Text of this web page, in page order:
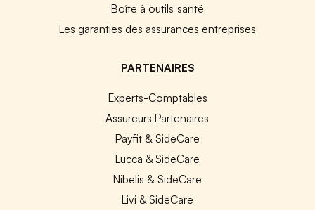
Boîte à outils santé
Les garanties des assurances entreprises
PARTENAIRES
Experts-Comptables
Assureurs Partenaires
Payfit & SideCare
Lucca & SideCare
Nibelis & SideCare
Livi & SideCare